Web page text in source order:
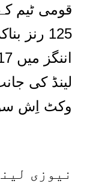
قومی ٹیم
125
لینڈ کی
وکٹ اِش
نیوزی